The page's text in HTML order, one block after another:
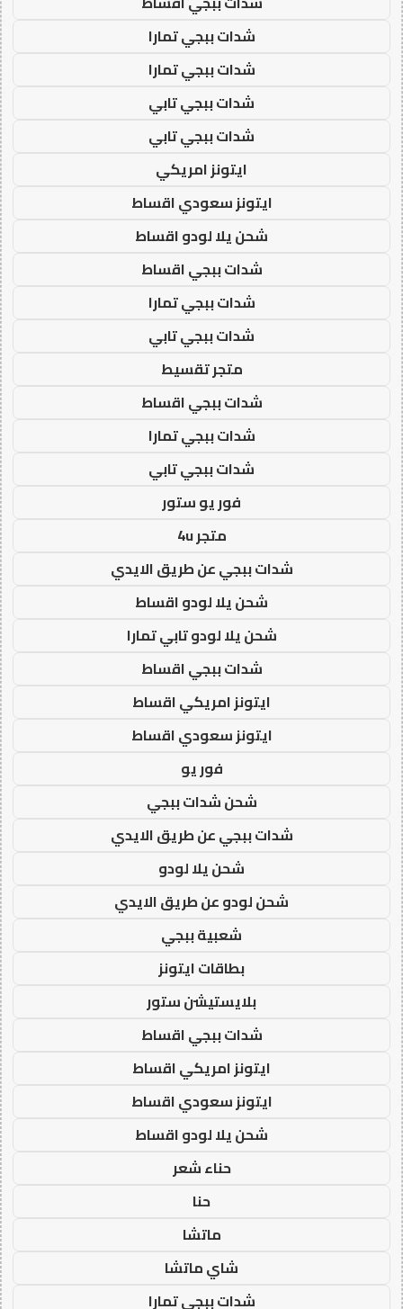
شدات ببجي تمارا
شدات ببجي تمارا
شدات ببجي تابي
شدات ببجي تابي
ايتونز امريكي
ايتونز سعودي اقساط
شحن يلا لودو اقساط
شدات ببجي اقساط
شدات ببجي تمارا
شدات ببجي تابي
متجر تقسيط
شدات ببجي اقساط
شدات ببجي تمارا
شدات ببجي تابي
فور يو ستور
متجر 4u
شدات ببجي عن طريق الايدي
شحن يلا لودو اقساط
شحن يلا لودو تابي تمارا
شدات ببجي اقساط
ايتونز امريكي اقساط
ايتونز سعودي اقساط
فور يو
شحن شدات ببجي
شدات ببجي عن طريق الايدي
شحن يلا لودو
شحن لودو عن طريق الايدي
شعبية ببجي
بطاقات ايتونز
بلايستيشن ستور
شدات ببجي اقساط
ايتونز امريكي اقساط
ايتونز سعودي اقساط
شحن يلا لودو اقساط
حناء شعر
حنا
ماتشا
شاي ماتشا
شدات ببجي تمارا